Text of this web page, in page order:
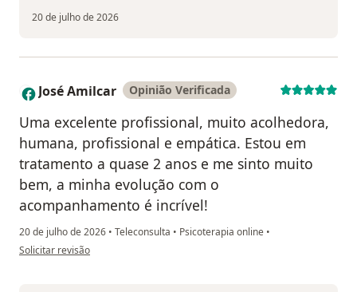
20 de julho de 2026
J José Amilcar Opinião Verificada
Uma excelente profissional, muito acolhedora,
humana, profissional e empática. Estou em
tratamento a quase 2 anos e me sinto muito
bem, a minha evolução com o
acompanhamento é incrível!
20 de julho de 2026 • Teleconsulta • Psicoterapia online •
na opinião do utilizador José Amilcar
Solicitar revisão